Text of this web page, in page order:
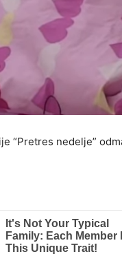
“Pretres nedelje”